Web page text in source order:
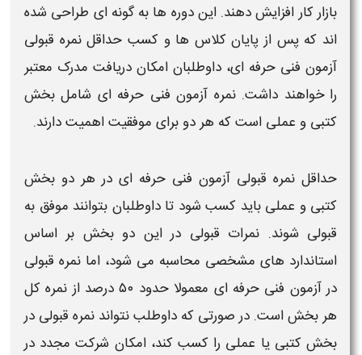
بازار کار افزایش دهند. این دوره‌ ها به گونه‌ ای طراحی شده‌
اند که پس از پایان کلاس‌ ها و کسب حداقل نمره قبولی
آزمون فنی حرفه‌ ای، داوطلبان امکان دریافت مدرک معتبر
را خواهند داشت. نمره آزمون فنی حرفه‌ ای شامل بخش
کتبی و عملی است که هر دو برای موفقیت اهمیت دارند.
حداقل نمره قبولی آزمون فنی حرفه‌ ای در هر دو بخش
کتبی و عملی باید کسب شود تا داوطلبان بتوانند موفق به
قبولی شوند. نمرات قبولی در این دو بخش بر اساس
استاندارد های مشخصی محاسبه می‌ شود، اما نمره قبولی
در آزمون فنی حرفه‌ ای معمولا حدود ۵۰ درصد از
نمره کل
هر بخش است. در صورتی که داوطلب نتواند نمره قبولی در
بخش کتبی یا عملی را کسب کند، امکان شرکت مجدد در